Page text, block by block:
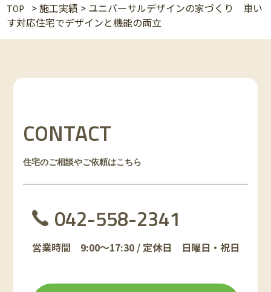
TOP >施工実績 > ユニバーサルデザインの家づくり 車い
す対応住宅でデザインと機能の両立
CONTACT
住宅のご相談やご依頼はこちら
042-558-2341
営業時間 9:00～17:30 / 定休日 日曜日・祝日